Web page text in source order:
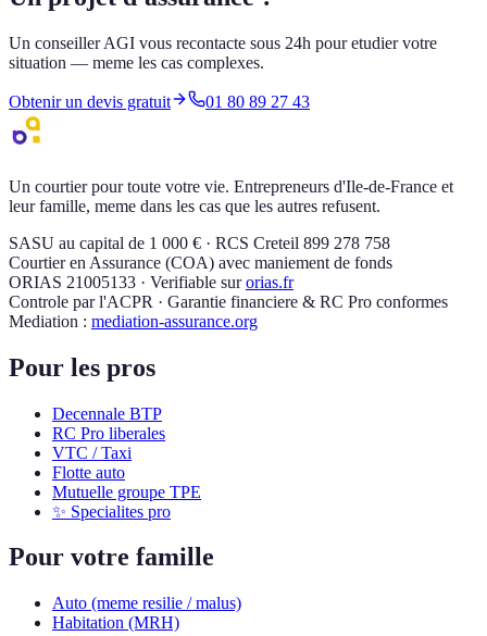
Un conseiller AGI vous recontacte sous 24h pour etudier votre
situation — meme les cas complexes.
Obtenir un devis gratuit 01 80 89 27 43
Un courtier pour toute votre vie. Entrepreneurs d'Ile-de-France et
leur famille, meme dans les cas que les autres refusent.
SASU au capital de 1 000 € · RCS Creteil 899 278 758
Courtier en Assurance (COA) avec maniement de fonds
ORIAS 21005133 · Verifiable sur orias.fr
Controle par l'ACPR · Garantie financiere & RC Pro conformes
Mediation : mediation-assurance.org
Pour les pros
Decennale BTP
RC Pro liberales
VTC / Taxi
Flotte auto
Mutuelle groupe TPE
✨ Specialites pro
Pour votre famille
Auto (meme resilie / malus)
Habitation (MRH)